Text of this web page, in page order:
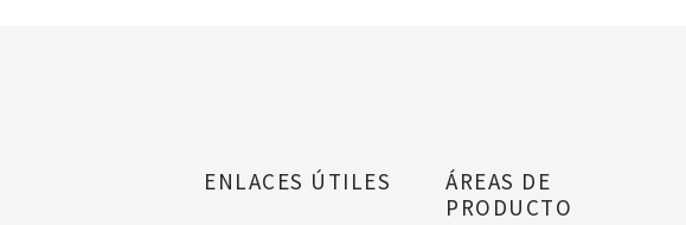
ENLACES ÚTILES
ÁREAS DE
PRODUCTO